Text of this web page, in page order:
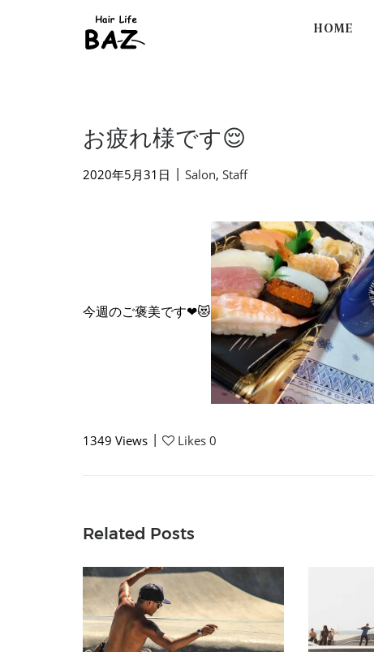
HOME
お疲れ様です😌
2020年5月31日 | Salon, Staff
今週のご褒美です❤😻
1349 Views | Likes 0
Related Posts